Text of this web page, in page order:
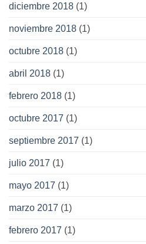
diciembre 2018 (1)
noviembre 2018 (1)
octubre 2018 (1)
abril 2018 (1)
febrero 2018 (1)
octubre 2017 (1)
septiembre 2017 (1)
julio 2017 (1)
mayo 2017 (1)
marzo 2017 (1)
febrero 2017 (1)